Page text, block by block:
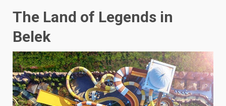
The Land of Legends in
Belek